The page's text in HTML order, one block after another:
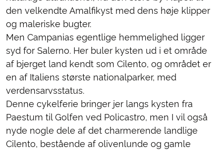
den velkendte Amalfikyst med dens høje klipper
og maleriske bugter.
Men Campanias egentlige hemmelighed ligger
syd for Salerno. Her buler kysten ud i et område
af bjerget land kendt som Cilento, og området er
en af Italiens største nationalparker, med
verdensarvsstatus.
Denne cykelferie bringer jer langs kysten fra
Paestum til Golfen ved Policastro, men I vil også
nyde nogle dele af det charmerende landlige
Cilento, bestående af olivenlunde og gamle